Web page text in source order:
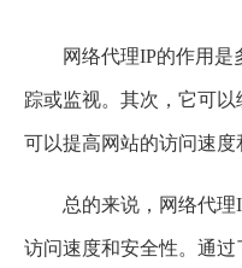
网络代理IP的作用
踪或监视。其次，它可
可以提高网站的访问速
总的来说，网络代
访问速度和安全性。通